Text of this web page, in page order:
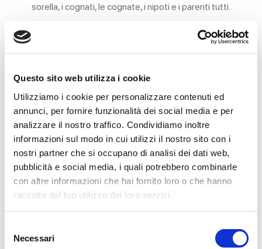
Questo sito web utilizza i cookie
Utilizziamo i cookie per personalizzare contenuti ed
annunci, per fornire funzionalità dei social media e per
analizzare il nostro traffico. Condividiamo inoltre
informazioni sul modo in cui utilizzi il nostro sito con i
nostri partner che si occupano di analisi dei dati web,
pubblicità e social media, i quali potrebbero combinarle
con altre informazioni che hai fornito loro o che hanno
raccolto dal tuo utilizzo dei loro servizi.
delNecessari
sorella, i cognati, le cognate, i nipoti e i parenti tutti.
I funerali si svolgeranno, Lunedì 13, alle ore 14.30 partendo
Questa sera, Sabato 11 alle ore 18,00, presso l’abitazione
sarà recitato il S. Rosario.
Si ringraziano anticipatamente coloro che interverranno alla
cerimonia.
Quattro Castella, 11 Aprile 2015